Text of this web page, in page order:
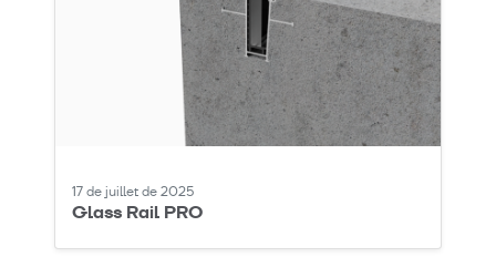
17 de juillet de 2025
Glass Rail PRO